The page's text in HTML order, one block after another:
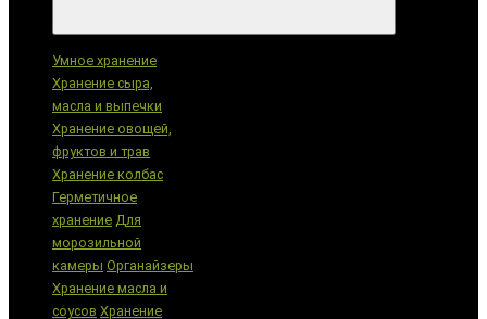
Умное хранение
Хранение сыра,
масла и выпечки
Хранение овощей,
фруктов и трав
Хранение колбас
Герметичное
хранение Для
морозильной
камеры Органайзеры
Хранение масла и
соусов Хранение